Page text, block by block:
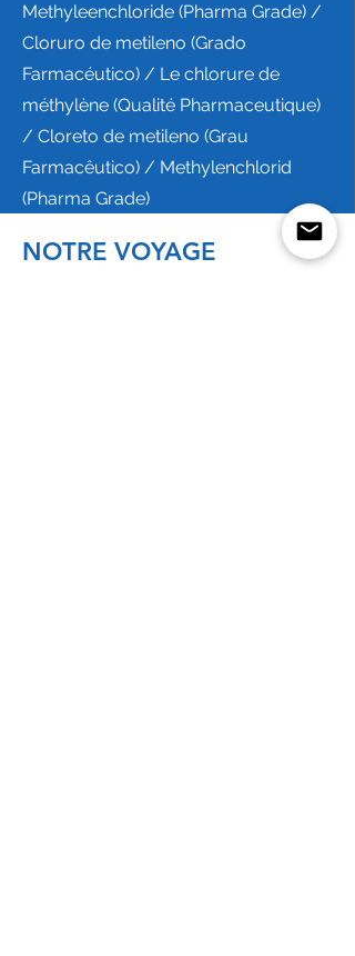
NOTRE VOYAGE
Methyleenchloride (Pharma Grade) /
Cloruro de metileno (Grado
Farmacéutico) / Le chlorure de
méthylène (Qualité Pharmaceutique)
/ Cloreto de metileno (Grau
Farmacêutico) / Methylenchlorid
(Pharma Grade)